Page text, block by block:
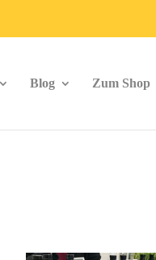
Blog Zum Shop